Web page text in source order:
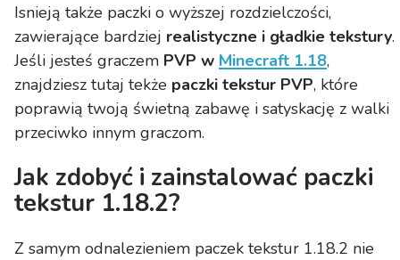
Isnieją także paczki o wyższej rozdzielczości,
zawierające bardziej realistyczne i gładkie tekstury.
Jeśli jesteś graczem PVP w Minecraft 1.18,
znajdziesz tutaj tekże paczki tekstur PVP, które
poprawią twoją świetną zabawę i satyskację z walki
przeciwko innym graczom.
Jak zdobyć i zainstalować paczki
tekstur 1.18.2?
Z samym odnalezieniem paczek tekstur 1.18.2 nie